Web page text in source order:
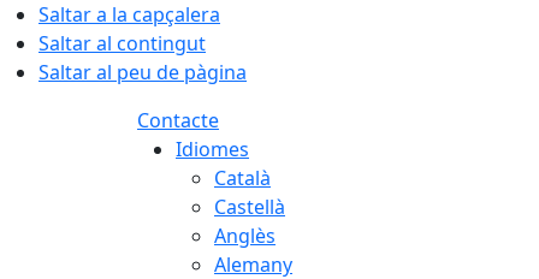
Saltar a la capçalera
Saltar al contingut
Saltar al peu de pàgina
Contacte
Idiomes
Català
Castellà
Anglès
Alemany